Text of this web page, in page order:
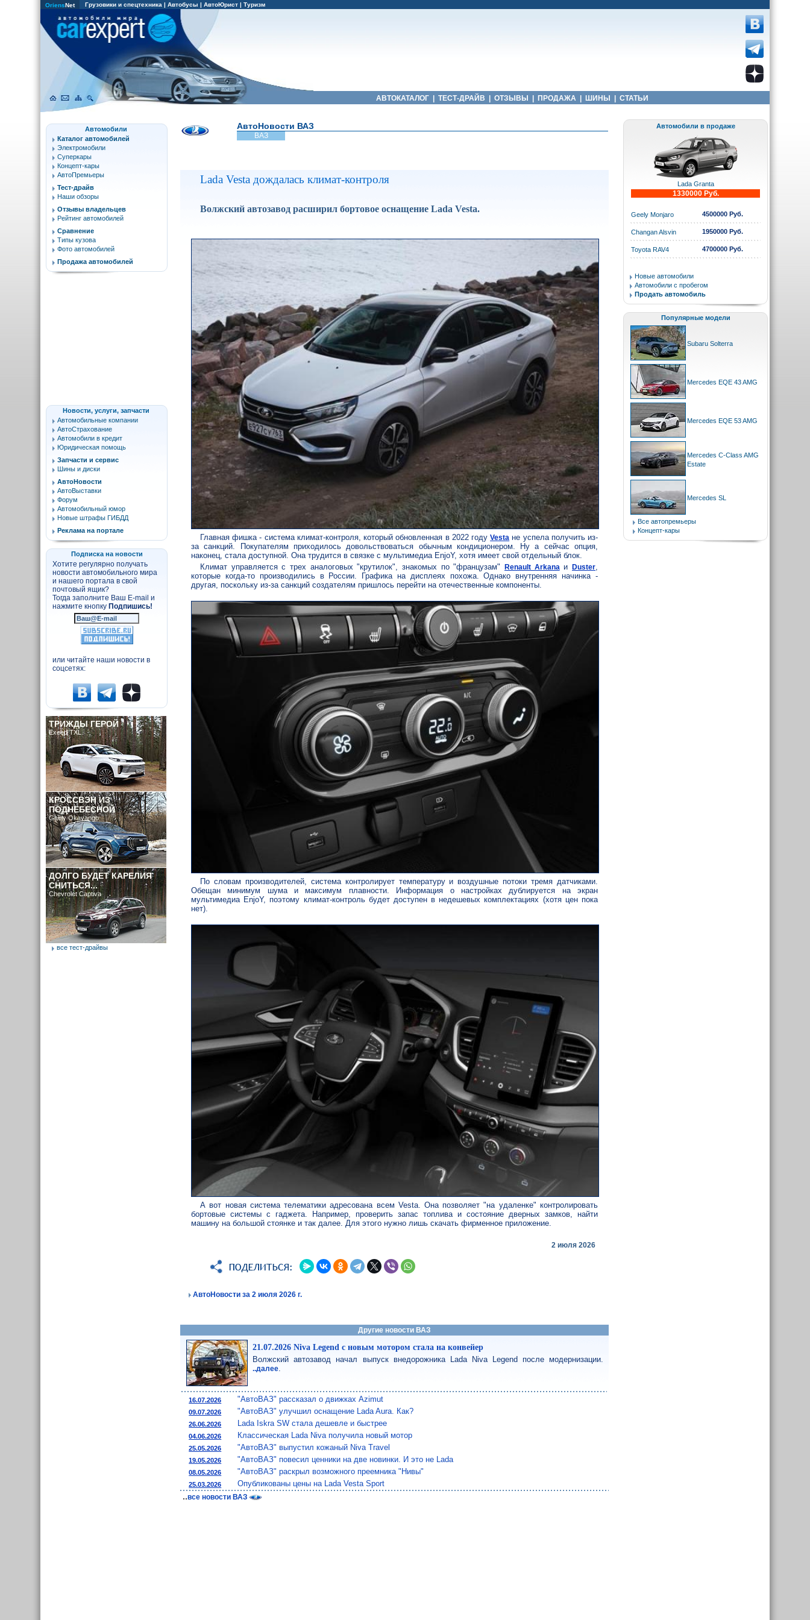
OriensNet Грузовики и спецтехника | Автобусы | АвтоЮрист | Туризм
АВТОКАТАЛОГ ТЕСТ-ДРАЙВ ОТЗЫВЫ ПРОДАЖА ШИНЫ СТАТЬИ
АвтоНовости ВАЗ
ВАЗ
Lada Vesta дождалась климат-контроля
Волжский автозавод расширил бортовое оснащение Lada Vesta.
Главная фишка - система климат-контроля, который обновленная в 2022 годуVesta не успела получить из-
за санкций. Покупателям приходилось довольствоваться обычным кондиционером. Ну а сейчас опция,
наконец, стала доступной. Она трудится в связке с мультимедиа EnjoY, хотя имеет свой отдельный блок.
Климат управляется с трех аналоговых "крутилок", знакомых по "французам"
Renault Arkanaи Duster,
которые когда-то производились в России. Графика на дисплеях похожа. Однако внутренняя начинка -
другая, поскольку из-за санкций создателям пришлось перейти на отечественные компоненты.
По словам производителей, система контролирует температуру и воздушные потоки тремя датчиками.
Обещан минимум шума и максимум плавности. Информация о настройках дублируется на экран
мультимедиа EnjoY, поэтому климат-контроль будет доступен в недешевых комплектациях (хотя цен пока
нет).
А вот новая система телематики адресована всем Vesta. Она позволяет "на удаленке" контролировать
бортовые системы с гаджета. Например, проверить запас топлива и состояние дверных замков, найти
машину на большой стоянке и так далее. Для этого нужно лишь скачать фирменное приложение.
2 июля 2026
АвтоНовости за 2 июля 2026 г.
Другие новости ВАЗ
21.07.2026 Niva Legend с новым мотором стала на конвейер
Волжский автозавод начал выпуск внедорожника Lada Niva Legend после модернизации.
..далее.
16.07.2026 "АвтоВАЗ" рассказал о движках Azimut
09.07.2026 "АвтоВАЗ" улучшил оснащение Lada Aura. Как?
26.06.2026 Lada Iskra SW стала дешевле и быстрее
04.06.2026 Классическая Lada Niva получила новый мотор
25.05.2026 "АвтоВАЗ" выпустил кожаный Niva Travel
19.05.2026 "АвтоВАЗ" повесил ценники на две новинки. И это не Lada
08.05.2026 "АвтоВАЗ" раскрыл возможного преемника "Нивы"
25.03.2026 Опубликованы цены на Lada Vesta Sport
..все новости ВАЗ
Автомобили
Каталог автомобилей
Электромобили
Суперкары
Концепт-кары
АвтоПремьеры
Тест-драйв
Наши обзоры
Отзывы владельцев
Рейтинг автомобилей
Сравнение
Типы кузова
Фото автомобилей
Продажа автомобилей
Новости, услуги, запчасти
Автомобильные компании
АвтоСтрахование
Автомобили в кредит
Юридическая помощь
Запчасти и сервис
Шины и диски
АвтоНовости
АвтоВыставки
Форум
Автомобильный юмор
Новые штрафы ГИБДД
Реклама на портале
Подписка на новости
Хотите регулярно получать
новости автомобильного мира
и нашего портала в свой
почтовый ящик?
Тогда заполните Ваш E-mail и
нажмите кнопку Подпишись!
или читайте наши новости в
соцсетях:
ТРИЖДЫ ГЕРОЙ
Exeed TXL
КРОССВЭН ИЗ
ПОДНЕБЕСНОЙ
Geely Okavango
ДОЛГО БУДЕТ КАРЕЛИЯ
СНИТЬСЯ...
Chevrolet Captiva
все тест-драйвы
Автомобили в продаже
Lada Granta
1330000 Руб.
Geely Monjaro 4500000 Руб.
Changan Alsvin 1950000 Руб.
Toyota RAV4 4700000 Руб.
Новые автомобили
Автомобили с пробегом
Продать автомобиль
Популярные модели
Subaru Solterra
Mercedes EQE 43 AMG
Mercedes EQE 53 AMG
Mercedes C-Class AMG
Estate
Mercedes SL
Все автопремьеры
Концепт-кары